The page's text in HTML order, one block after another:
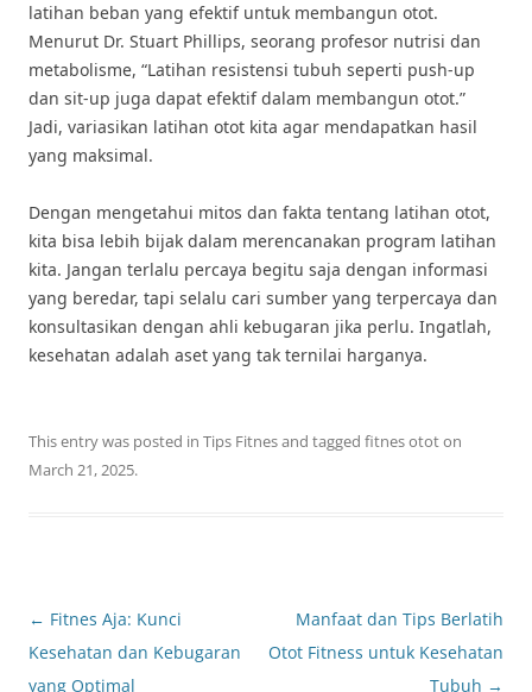
latihan beban yang efektif untuk membangun otot.
Menurut Dr. Stuart Phillips, seorang profesor nutrisi dan
metabolisme, “Latihan resistensi tubuh seperti push-up
dan sit-up juga dapat efektif dalam membangun otot.”
Jadi, variasikan latihan otot kita agar mendapatkan hasil
yang maksimal.
Dengan mengetahui mitos dan fakta tentang latihan otot,
kita bisa lebih bijak dalam merencanakan program latihan
kita. Jangan terlalu percaya begitu saja dengan informasi
yang beredar, tapi selalu cari sumber yang terpercaya dan
konsultasikan dengan ahli kebugaran jika perlu. Ingatlah,
kesehatan adalah aset yang tak ternilai harganya.
This entry was posted in Tips Fitnesand tagged fitnes ototon
March 21, 2025.
Post
navigation
← Fitnes Aja: Kunci
Kesehatan dan Kebugaran
yang Optimal
Manfaat dan Tips Berlatih
Otot Fitness untuk Kesehatan
Tubuh →